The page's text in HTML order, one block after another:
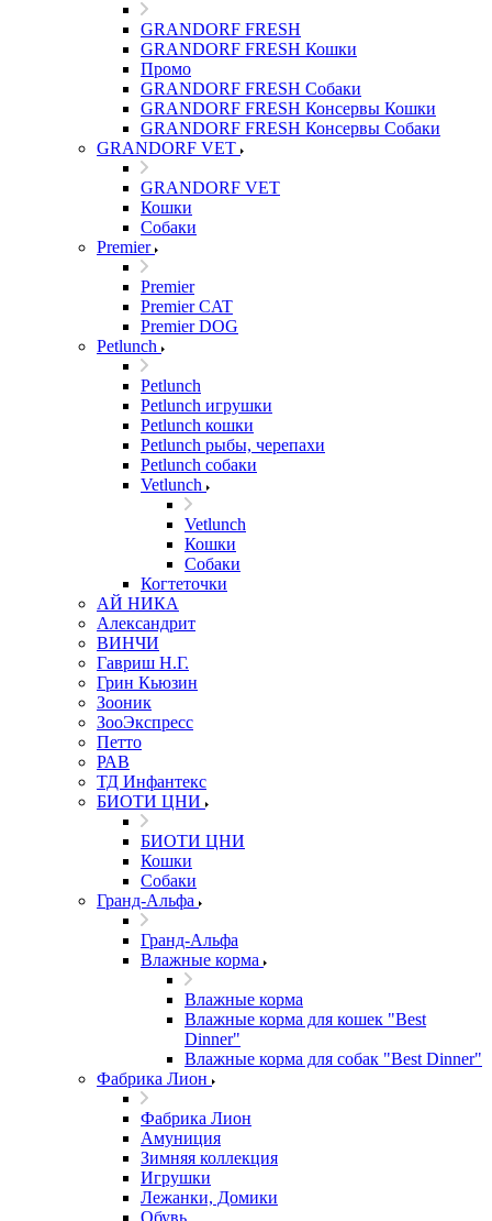
GRANDORF FRESH
GRANDORF FRESH Кошки
Промо
GRANDORF FRESH Собаки
GRANDORF FRESH Консервы Кошки
GRANDORF FRESH Консервы Собаки
GRANDORF VET
GRANDORF VET
Кошки
Собаки
Premier
Premier
Premier CAT
Premier DOG
Petlunch
Petlunch
Petlunch игрушки
Petlunch кошки
Petlunch рыбы, черепахи
Petlunch собаки
Vetlunch
Vetlunch
Кошки
Собаки
Когтеточки
АЙ НИКА
Александрит
ВИНЧИ
Гавриш Н.Г.
Грин Кьюзин
Зооник
ЗооЭкспресс
Петто
РАВ
ТД Инфантекс
БИОТИ ЦНИ
БИОТИ ЦНИ
Кошки
Собаки
Гранд-Альфа
Гранд-Альфа
Влажные корма
Влажные корма
Влажные корма для кошек "Best
Dinner"
Влажные корма для собак "Best Dinner"
Фабрика Лион
Фабрика Лион
Амуниция
Зимняя коллекция
Игрушки
Лежанки, Домики
Обувь